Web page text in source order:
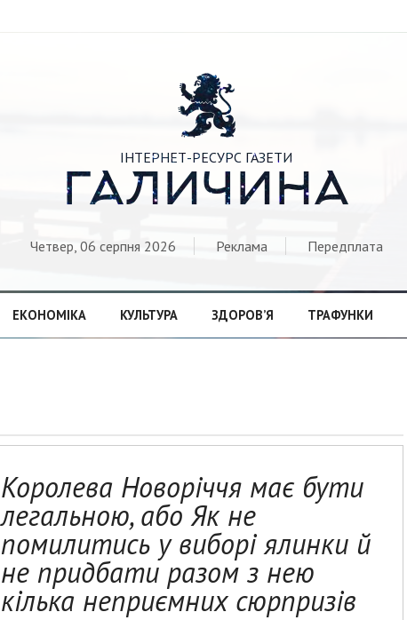

ІНТЕРНЕТ-РЕСУРС ГАЗЕТИ
ГАЛИЧИНА
Четвер, 06 серпня 2026 Реклама Передплата
ЕКОНОМІКА КУЛЬТУРА ЗДОРОВ’Я ТРАФУНКИ
Королева Новоріччя має бути
легальною, або Як не
помилитись у виборі ялинки й
не придбати разом з нею
кілька неприємних сюрпризів